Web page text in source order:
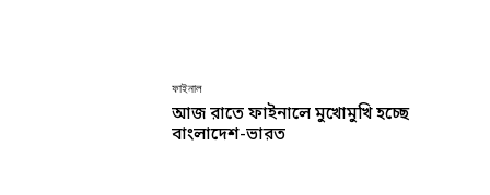
ফাইনাল
আজ রাতে ফাইনালে মুখোমুখি হচ্ছে
বাংলাদেশ-ভারত